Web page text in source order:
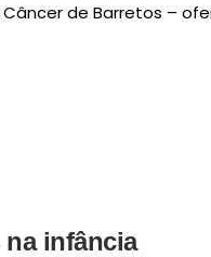
Câncer de Barretos –
infância